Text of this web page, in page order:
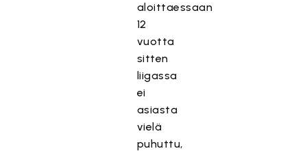
aloittaessaan
12
vuotta
sitten
liigassa
ei
asiasta
vielä
puhuttu,